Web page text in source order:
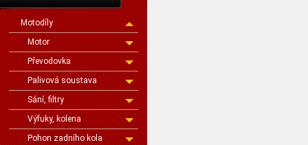
Motodíly
Motor
Převodovka
Palivová soustava
Sání, filtry
Výfuky, kolena
Pohon zadního kola